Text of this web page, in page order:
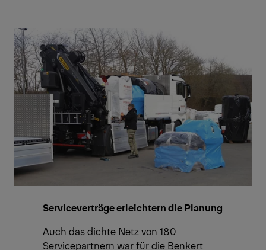
Serviceverträge erleichtern die Planung
Auch das dichte Netz von 180
Servicepartnern war für die Benkert